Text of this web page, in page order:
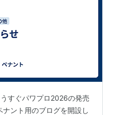
すぐパワプロ2026の発売
ント用のブログを開設し